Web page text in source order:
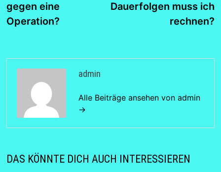
gegen eine
Operation?
Dauerfolgen muss ich
rechnen?
admin
Alle Beiträge ansehen von admin
→
DAS KÖNNTE DICH AUCH INTERESSIEREN